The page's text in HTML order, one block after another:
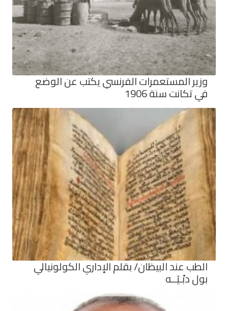
وزير المستعمرات الفرنسي يكتب عن الوضع
في تكانت سنة 1906
الطب عند البيظان/ بقلم الإداري الكولونيالي
بول دبْـيَــه